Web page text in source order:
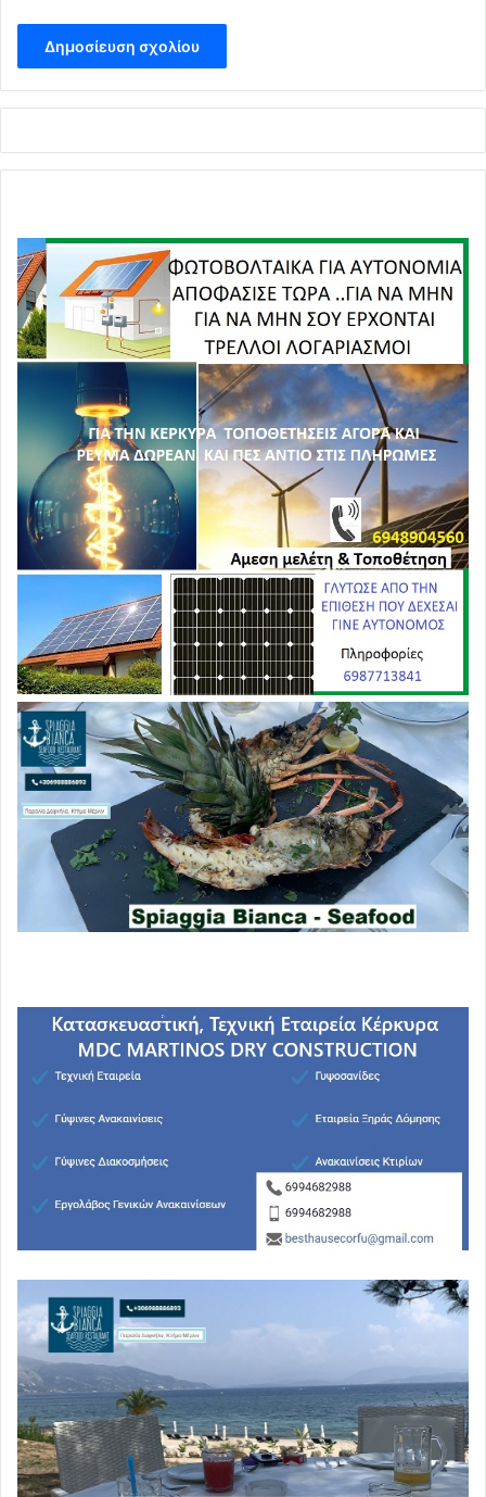
προς την κατεύθυνση της προμήθειας φαρμακευτικών
αγωγών για την αντιμετώπιση της νόσου στα πρώτα
στάδια της εμφάνισης συμπτωμάτων.
διαβεβαίωσης των πολιτών ότι ο εμβολιασμός δεν θα
πριν την κήρυξη της πανδημίας από τον Π.Ο.Υ. την 11η
Μαρτίου 2020, δια της οποίας προβλέφθηκε, μεταξύ
άλλων υποχρεωτικοτήτων, και αυτή του εμβολιασμού.
Εν συνεχεία, υπήρξε γιγαντιαία «πλύση εγκεφάλου» των
πολιτών από τα συστημικά Μ.Μ.Ε.,
για τον εμβολιασμό τους, εν μέσω μάλιστα έξαρσης του
ιού, όπερ επιστημονικά απαράδεκτο, ενώ όταν προφανώς
δεν λειτούργησε η πειθώ,
προστέθηκε μία ευρύτατη, σε όλους τους εργασιακούς
χώρους, εκβιαστική κατ’ ουσίαν, πρακτική έναντι των
εργαζομένων, ακολούθως εφαρμόστηκε μία έμμεση
εκβιαστική πρακτική, δια του διαχωρισμού της κοινωνίας
σε πολίτες δύο κατηγοριών,
πατρικίων εμβολιασμένων και πληβείων ανεμβολίαστων,
με την πρόβλεψη πλήθους «προνομίων» στους πρώτους,
και τέλος, όλες τις ανωτέρω προσπάθειες και πρακτικές,
διαδέχθηκε η εφαρμογή της «τελικής λύσης», ήτοι της
εφαρμογής της υποχρεωτικότητας του εμβολιασμού,
την οποία μετ’ επιτάσεως αποκήρυτταν μέχρι πρότινος οι
εκπρόσωποι της κυβέρνησης, μηδέ του αρμοδίου
Υπουργού Υγείας και του ιδίου του Πρωθυπουργού
εξαιρουμένων.
Δια της παρούσης εξωδίκου αναφοράς – καταγγελίας –
αιτήματος – προσκλήσεων – δηλώσεων,
ζητάμε πολύ απλά την ανατροπή των επιστημονικών
αναλύσεων, δεδομένων, στοιχείων, μελετών και
που θα συμβάλουν στην εκστρατεία εμβολιασμού.
Άλλως, όμως, και εφόσον δεν υπάρχει ουσιαστικός
επιστημονικός αντίλογος στα κάτωθι εκτιθέμενα,
προγράμματος, δεδομένου ότι η μη αντίκρουση της
παρούσης,
θα συνιστά από τους αποδέκτες της σιωπηρή αποδοχή
του περιεχομένου της και ομολογία ότι τα συμπεράσματά
αποδέκτες της παρούσης, δύο εργασίμων ημερών,
προκειμένου να απαντήσετε και να ανατρέψετε κατά τα
άνω το περιεχόμενο της παρούσης.
Είναι αυτονόητο, ότι η ανατροπή αυτή δεν νοείται να
είναι αφοριστική και γενικόλογη,
αλλά επιβάλλεται να συνοδεύεται από επιστημονικά
τεκμηριωμένη αντίκρουση των εκτιθέμενων
επιστημονικών αναλύσεων, δεδομένων, στοιχείων,